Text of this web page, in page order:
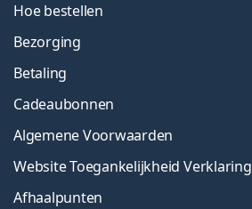
Hoe bestellen
Bezorging
Betaling
Cadeaubonnen
Algemene Voorwaarden
Website Toegankelijkheid Verklaring
Afhaalpunten